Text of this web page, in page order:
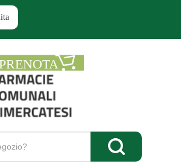
Cerca Prodotto